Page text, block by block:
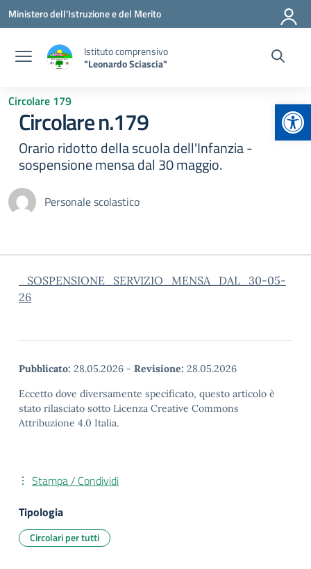
Vai ai contenuti
Vai al menu di navigazione
Vai al footer
Ministero dell'Istruzione e del Merito
Istituto comprensivo
"Leonardo Sciascia"
Circolare 179
Circolare n.179
Orario ridotto della scuola dell'Infanzia -
sospensione mensa dal 30 maggio.
Personale scolastico
_SOSPENSIONE_SERVIZIO_MENSA_DAL_30-05-
26
Pubblicato: 28.05.2026 - Revisione: 28.05.2026
Eccetto dove diversamente specificato, questo articolo è
stato rilasciato sotto Licenza Creative Commons
Attribuzione 4.0 Italia.
Stampa / Condividi
Tipologia
Circolari per tutti